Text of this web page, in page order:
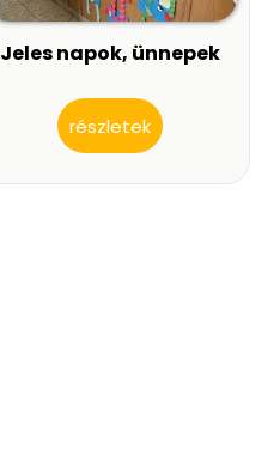
Jeles napok, ünnepek
részletek